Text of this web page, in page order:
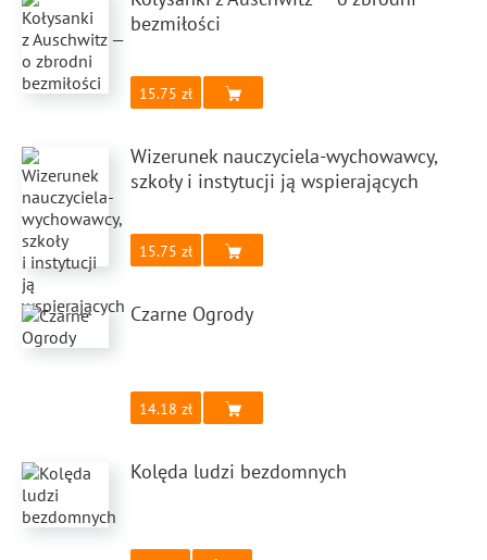
bezmiłości
15.75
Wizerunek nauczyciela-wychowawcy,
szkoły i instytucji ją wspierających
15.75
Czarne Ogrody
14.18
Kolęda ludzi bezdomnych